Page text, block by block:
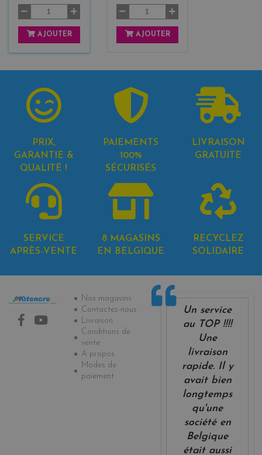
AJOUTER AJOUTER
PRIX,
GARANTIE &
QUALITÉ !
PAIEMENTS
100%
SÉCURISÉS
LIVRAISON
GRATUITE
SERVICE
APRÈS-VENTE
8 MAGASINS
EN BELGIQUE
RECYCLEZ
SOLIDAIRE
Informations
Nos magasins
Contactez-nous
Livraison
Conditions de
vente
A propos
Modes de
paiement
Un service
au TOP !!!!
Une
livraison
rapide. Il y
avait bien
longtemps
qu'une
société en
Belgique
était aussi